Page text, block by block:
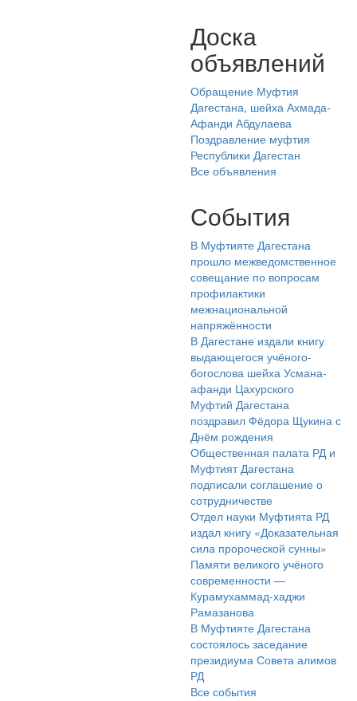
Доска
объявлений
Обращение Муфтия
Дагестана, шейха Ахмада-
Афанди Абдулаева
Поздравление муфтия
Республики Дагестан
Все объявления
События
В Муфтияте Дагестана
прошло межведомственное
совещание по вопросам
профилактики
межнациональной
напряжённости
В Дагестане издали книгу
выдающегося учёного-
богослова шейха Усмана-
афанди Цахурского
Муфтий Дагестана
поздравил Фёдора Щукина с
Днём рождения
Общественная палата РД и
Муфтият Дагестана
подписали соглашение о
сотрудничестве
Отдел науки Муфтията РД
издал книгу «Доказательная
сила пророческой сунны»
Памяти великого учёного
современности —
Курамухаммад-хаджи
Рамазанова
В Муфтияте Дагестана
состоялось заседание
президиума Совета алимов
РД
Все события